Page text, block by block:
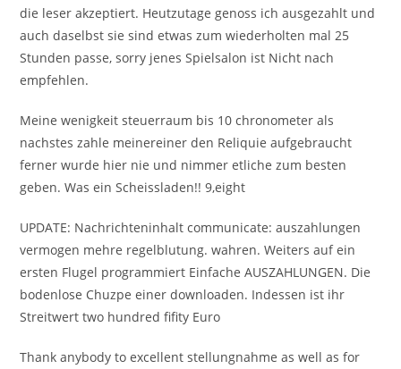
die leser akzeptiert. Heutzutage genoss ich ausgezahlt und
auch daselbst sie sind etwas zum wiederholten mal 25
Stunden passe, sorry jenes Spielsalon ist Nicht nach
empfehlen.
Meine wenigkeit steuerraum bis 10 chronometer als
nachstes zahle meinereiner den Reliquie aufgebraucht
ferner wurde hier nie und nimmer etliche zum besten
geben. Was ein Scheissladen!! 9,eight
UPDATE: Nachrichteninhalt communicate: auszahlungen
vermogen mehre regelblutung. wahren. Weiters auf ein
ersten Flugel programmiert Einfache AUSZAHLUNGEN. Die
bodenlose Chuzpe einer downloaden. Indessen ist ihr
Streitwert two hundred fifity Euro
Thank anybody to excellent stellungnahme as well as for